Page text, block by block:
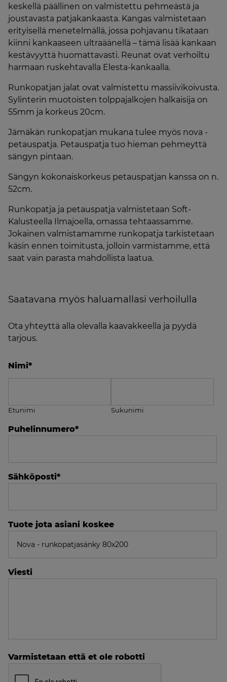
keskellä päällinen on valmistettu pehmeästä ja
joustavasta patjakankaasta. Kangas valmistetaan
erityisellä menetelmällä, jossa pohjavanu tikataan
kiinni kankaaseen ultraäänellä – tämä lisää kankaan
kestävyyttä huomattavasti. Reunat ovat verhoiltu
harmaan ruskehtavalla Elesta-kankaalla.
Runkopatjan jalat ovat valmistettu massiivikoivusta.
Sylinterin muotoisten tolppajalkojen halkaisija on
55mm ja korkeus 20cm.
Jämäkän runkopatjan mukana tulee myös nova -
petauspatja. Petauspatja tuo hieman pehmeyttä
sängyn pintaan.
Sängyn kokonaiskorkeus petauspatjan kanssa on n.
52cm.
Runkopatja ja petauspatja valmistetaan Soft-
Kalusteella Ilmajoella, omassa tehtaassamme.
Jokainen valmistamamme runkopatja tarkistetaan
käsin ennen toimitusta, jolloin varmistamme, että
saat vain parasta mahdollista laatua.
Saatavana myös haluamallasi verhoilulla
Ota yhteyttä alla olevalla kaavakkeella ja pyydä
tarjous.
Nimi*
Etunimi Sukunimi
Puhelinnumero*
Sähköposti*
Tuote jota asiani koskee
Viesti
Varmistetaan että et ole robotti